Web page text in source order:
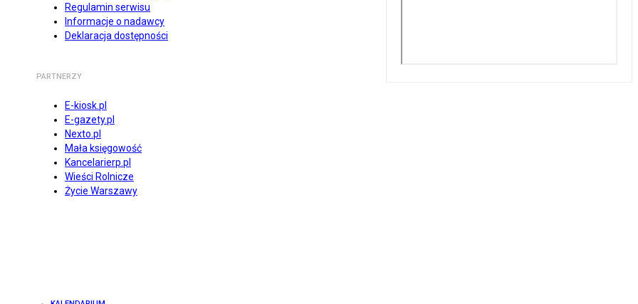
Regulamin serwisu
Informacje o nadawcy
Deklaracja dostępności
PARTNERZY
E-kiosk.pl
E-gazety.pl
Nexto.pl
Mała księgowość
Kancelarierp.pl
Wieści Rolnicze
Życie Warszawy